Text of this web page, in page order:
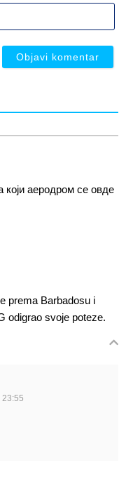
аеродром се овде
prema Barbadosu i
odigrao svoje poteze.
23:55